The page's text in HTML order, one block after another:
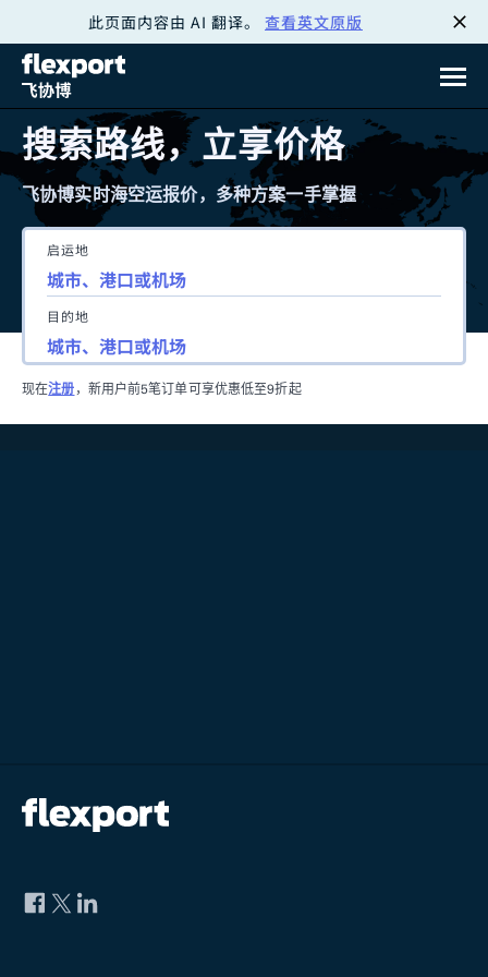
此页面内容由 AI 翻译。 查看英文原版
搜索路线，立享价格
飞协博实时海空运报价，多种方案一手掌握
启运地
目的地
现在注册 ，新用户前5笔订单可享优惠低至9折起